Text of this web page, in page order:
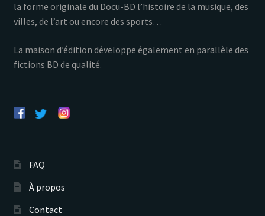
la forme originale du Docu-BD l’histoire de la musique, des
villes, de l’art ou encore des sports…
La maison d’édition développe également en parallèle des
fictions BD de qualité.
FAQ
À propos
Contact